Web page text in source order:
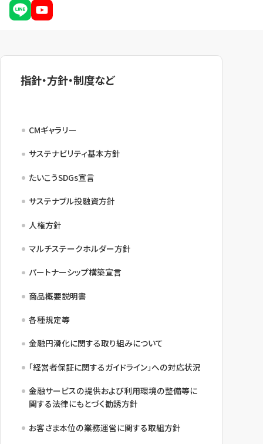
指針・方針・制度など
CMギャラリー
サステナビリティ基本方針
たいこうSDGs宣言
サステナブル投融資方針
人権方針
マルチステークホルダー方針
パートナーシップ構築宣言
商品概要説明書
各種規定等
金融円滑化に関する取り組みについて
「経営者保証に関するガイドライン」への対応状況
金融サービスの提供および利用環境の整備等に
関する法律にもとづく勧誘方針
お客さま本位の業務運営に関する取組方針